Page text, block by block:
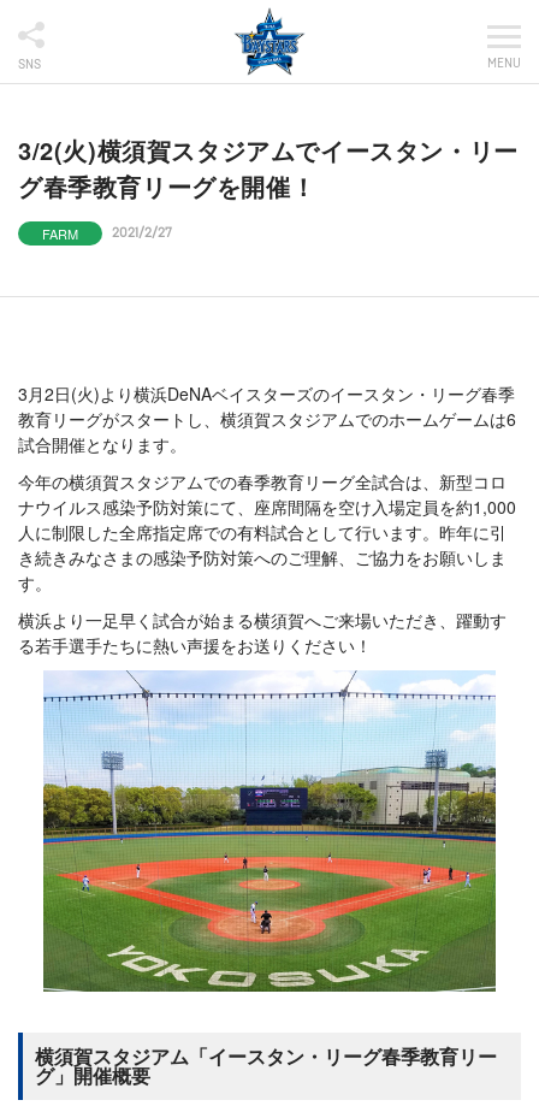
SNS MENU
3/2(火)横須賀スタジアムでイースタン・リー
グ春季教育リーグを開催！
FARM 2021/2/27
3月2日(火)より横浜DeNAベイスターズのイースタン・リーグ春季
教育リーグがスタートし、横須賀スタジアムでのホームゲームは6
試合開催となります。
今年の横須賀スタジアムでの春季教育リーグ全試合は、新型コロ
ナウイルス感染予防対策にて、座席間隔を空け入場定員を約1,000
人に制限した全席指定席での有料試合として行います。昨年に引
き続きみなさまの感染予防対策へのご理解、ご協力をお願いしま
す。
横浜より一足早く試合が始まる横須賀へご来場いただき、躍動す
る若手選手たちに熱い声援をお送りください！
横須賀スタジアム「イースタン・リーグ春季教育リー
グ」開催概要